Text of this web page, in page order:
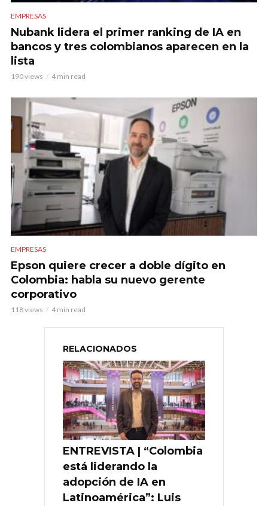
EMPRESAS
Nubank lidera el primer ranking de IA en
bancos y tres colombianos aparecen en la
lista
190 views 4 min read
EMPRESAS
Epson quiere crecer a doble dígito en
Colombia: habla su nuevo gerente
corporativo
118 views 4 min read
RELACIONADOS
ENTREVISTA | “Colombia
está liderando la
adopción de IA en
Latinoamérica”: Luis